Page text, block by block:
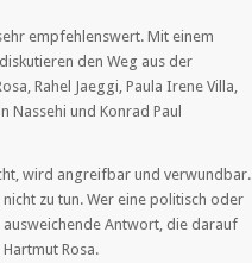
empfehlenswert. Mit einem
den Weg aus der
Rahel Jaeggi, Paula Irene Villa,
Nassehi und Konrad Paul
wird angreifbar und verwundbar.
zu tun. Wer eine politisch oder
Antwort, die darauf
Rosa.